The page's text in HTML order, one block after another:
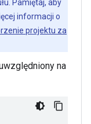
Pamiętaj, aby
informacji o
projektu za
na